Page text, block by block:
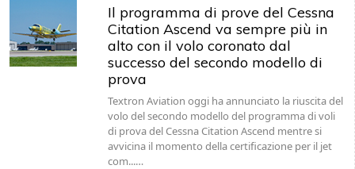
Il programma di prove del Cessna
Citation Ascend va sempre più in
alto con il volo coronato dal
successo del secondo modello di
prova
Textron Aviation oggi ha annunciato la riuscita del
volo del secondo modello del programma di voli
di prova del Cessna Citation Ascend mentre si
avvicina il momento della certificazione per il jet
com...…